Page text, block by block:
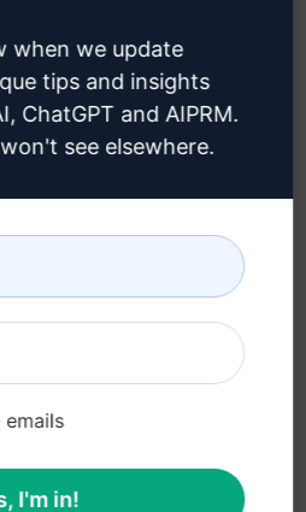
ダウンロード
インストール方法
© 2026
when we update
tips and insights
ChatGPT and AIPRM.
see elsewhere.
I'm in!